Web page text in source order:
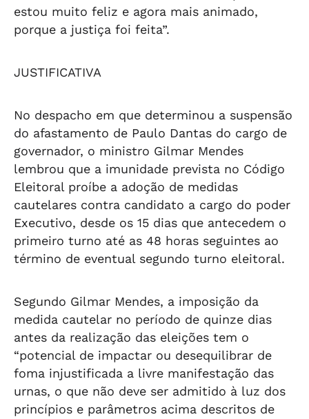
estou muito feliz e agora mais animado,
porque a justiça foi feita”.
JUSTIFICATIVA
No despacho em que determinou a suspensão
do afastamento de Paulo Dantas do cargo de
governador, o ministro Gilmar Mendes
lembrou que a imunidade prevista no Código
Eleitoral proíbe a adoção de medidas
cautelares contra candidato a cargo do poder
Executivo, desde os 15 dias que antecedem o
primeiro turno até as 48 horas seguintes ao
término de eventual segundo turno eleitoral.
Segundo Gilmar Mendes, a imposição da
medida cautelar no período de quinze dias
antes da realização das eleições tem o
“potencial de impactar ou desequilibrar de
foma injustificada a livre manifestação das
urnas, o que não deve ser admitido à luz dos
princípios e parâmetros acima descritos de